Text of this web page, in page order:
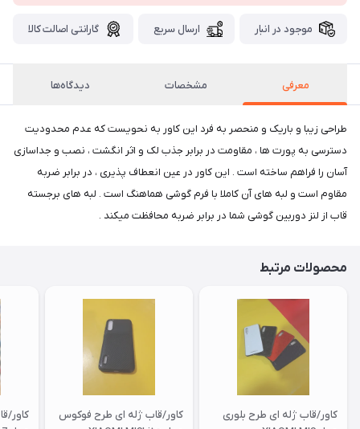
موجود در انبار ارسال سریع گارانتی اصالت کالا
معرفی مشخصات دیدگاه‌ها
طراحی زیبا و باریک و منحصر به فرد این کاور به نحویست که عدم محدودیت
دسترسی به پورت ها ، مقاومت در برابر جذب لک و اثر انگشت ، نصب و جداسازی
آسان را فراهم ساخته است . این کاور در عین انعطاف پذیری ، در برابر ضربه
مقاوم است و لبه های آن کاملا با فرم گوشی هماهنگ است . لبه های برجسته
قاب از لنز دوربین گوشی شما در برابر ضربه محافظت میکند .
محصولات مرتبط
کاور/قاب ژله ای طرح بلوری
کاور/قاب ژله ای طرح فوکوس
کاور/